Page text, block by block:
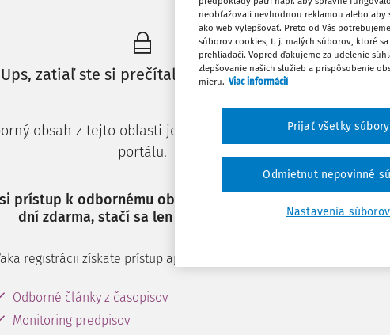
Ups, zatiaľ ste si prečítali len začiatok...
obsah z tejto oblasti je dostupný predplatiteľom
portálu.
prístup k odbornému obsahu a získajte prístup na 10
dní zdarma, stačí sa len zaregistrovať.
registrácii získate prístup aj k vybranému obsahu:
Odborné články z časopisov
Monitoring predpisov
neobťažovali nevhodnou reklamou alebo aby
ako web vylepšovať. Preto od Vás
súborov cookies, t. j. malých súborov, ktoré
prehliadači. Vopred ďakujeme za udelenie
zlepšovanie našich služieb a prispôsobenie
mieru. Viac informácií
Nastavenia
Odmietnut nepovinné
Prijať všetky